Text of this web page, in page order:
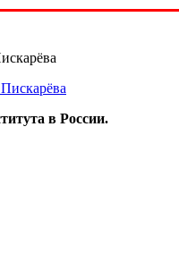
в России.